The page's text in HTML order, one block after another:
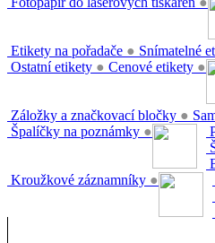
Etikety na pořadače ● Snímatelné
Ostatní etikety ● Cenové etikety ●
Záložky a značkovací bločky ●
Špalíčky na poznámky ●
Kroužkové záznamníky ●